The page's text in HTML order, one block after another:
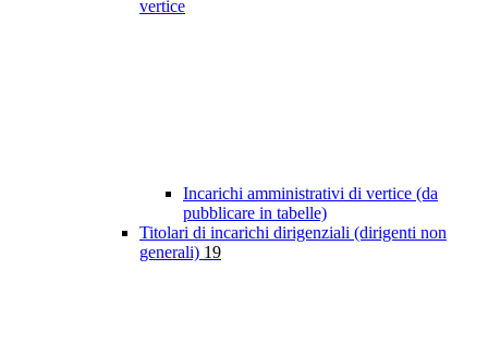
vertice
Incarichi amministrativi di vertice (da
pubblicare in tabelle)
Titolari di incarichi dirigenziali (dirigenti non
generali) 19